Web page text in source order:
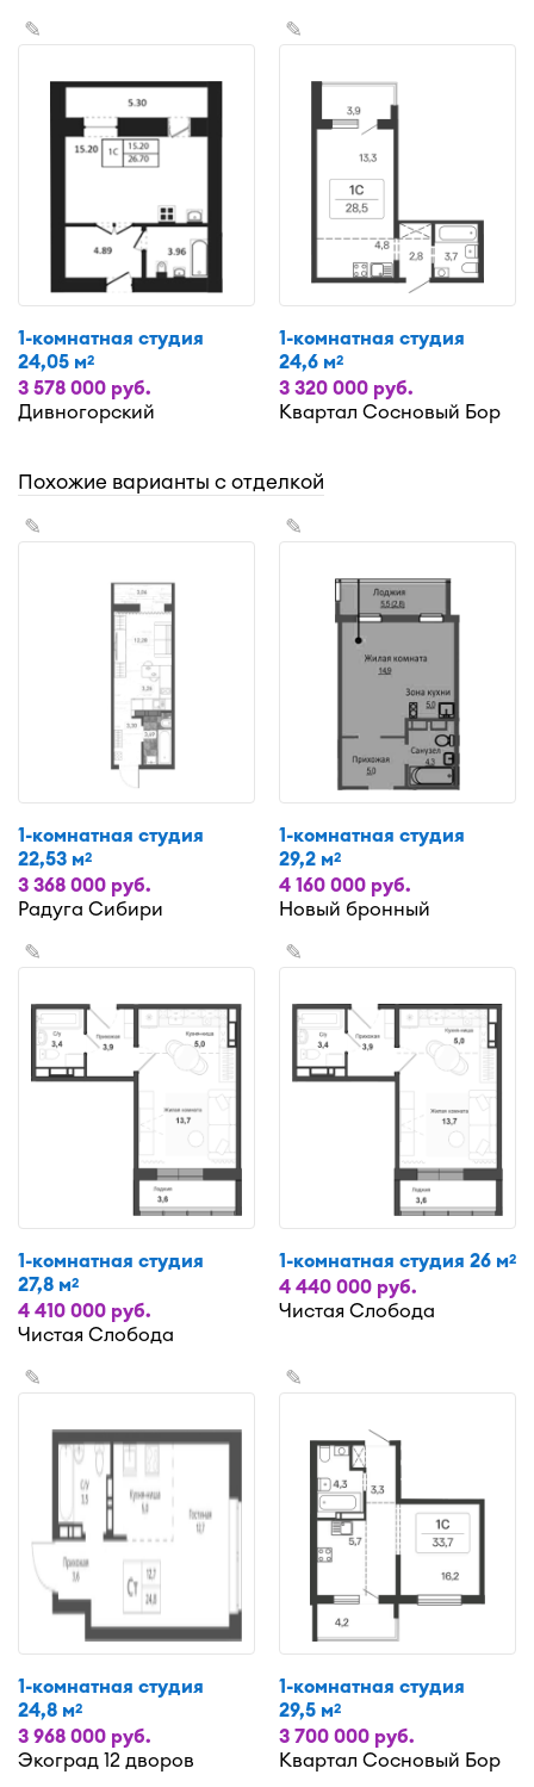
✎
1-комнатная студия
24,05 м2
3 578 000 руб.
Дивногорский
✎
1-комнатная студия
24,6 м2
3 320 000 руб.
Квартал Сосновый Бор
Похожие варианты с отделкой
✎
1-комнатная студия
22,53 м2
3 368 000 руб.
Радуга Сибири
✎
1-комнатная студия
29,2 м2
4 160 000 руб.
Новый бронный
✎
1-комнатная студия
27,8 м2
4 410 000 руб.
Чистая Слобода
✎
1-комнатная студия 26 м2
4 440 000 руб.
Чистая Слобода
✎
1-комнатная студия
24,8 м2
3 968 000 руб.
Экоград 12 дворов
✎
1-комнатная студия
29,5 м2
3 700 000 руб.
Квартал Сосновый Бор